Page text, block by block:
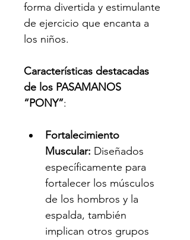
forma divertida y estimulante
de ejercicio que encanta a
los niños.
Características destacadas
de los PASAMANOS
“PONY”:
Fortalecimiento
Muscular: Diseñados
específicamente para
fortalecer los músculos
de los hombros y la
espalda, también
implican otros grupos